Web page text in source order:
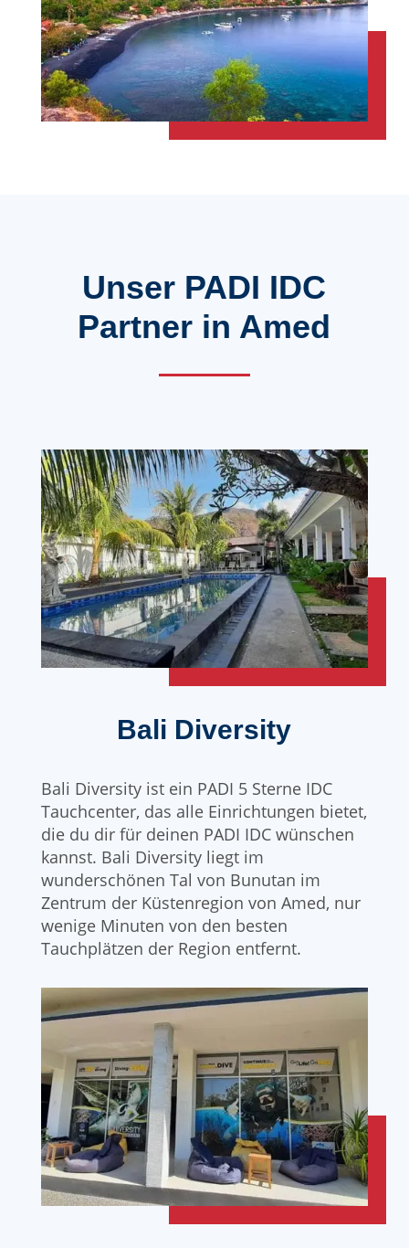
Unser PADI IDC
Partner in Amed
Bali Diversity
Bali Diversity ist ein PADI 5 Sterne IDC
Tauchcenter, das alle Einrichtungen bietet,
die du dir für deinen PADI IDC wünschen
kannst. Bali Diversity liegt im
wunderschönen Tal von Bunutan im
Zentrum der Küstenregion von Amed, nur
wenige Minuten von den besten
Tauchplätzen der Region entfernt.